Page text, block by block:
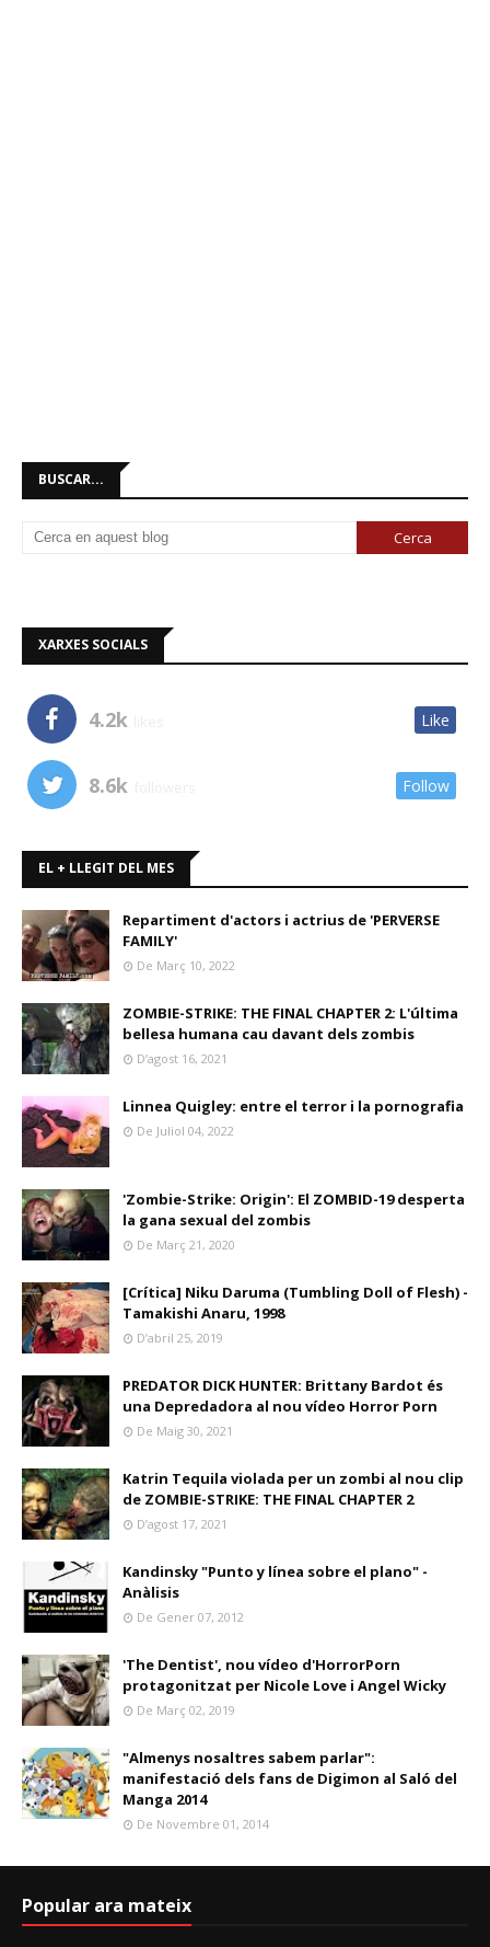
BUSCAR...
XARXES SOCIALS
4.2k Like
8.6k Follow
EL + LLEGIT DEL MES
Repartiment d'actors i actrius de 'PERVERSE
FAMILY'
De Març 10, 2022
ZOMBIE-STRIKE: THE FINAL CHAPTER 2: L'última
bellesa humana cau davant dels zombis
D’agost 16, 2021
Linnea Quigley: entre el terror i la pornografia
De Juliol 04, 2022
'Zombie-Strike: Origin': El ZOMBID-19 desperta
la gana sexual del zombis
De Març 21, 2020
[Crítica] Niku Daruma (Tumbling Doll of Flesh) -
Tamakishi Anaru, 1998
D’abril 25, 2019
PREDATOR DICK HUNTER: Brittany Bardot és
una Depredadora al nou vídeo Horror Porn
De Maig 30, 2021
Katrin Tequila violada per un zombi al nou clip
de ZOMBIE-STRIKE: THE FINAL CHAPTER 2
D’agost 17, 2021
Kandinsky "Punto y línea sobre el plano" -
Anàlisis
De Gener 07, 2012
'The Dentist', nou vídeo d'HorrorPorn
protagonitzat per Nicole Love i Angel Wicky
De Març 02, 2019
"Almenys nosaltres sabem parlar":
manifestació dels fans de Digimon al Saló del
Manga 2014
De Novembre 01, 2014
Popular ara mateix